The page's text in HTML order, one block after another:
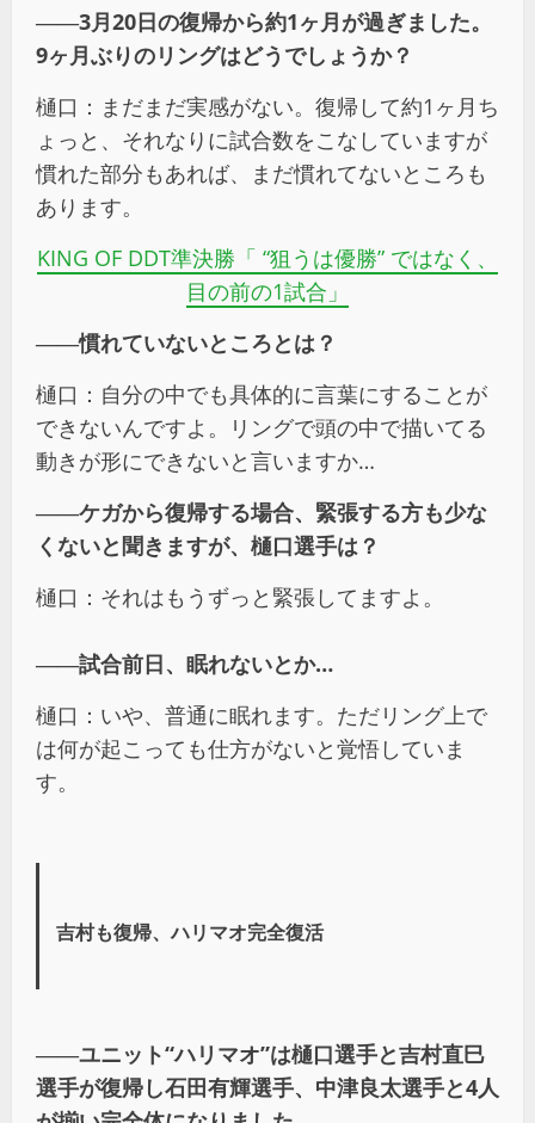
――3月20日の復帰から約1ヶ月が過ぎました。
9ヶ月ぶりのリングはどうでしょうか？
樋口：まだまだ実感がない。復帰して約1ヶ月ち
ょっと、それなりに試合数をこなしていますが
慣れた部分もあれば、まだ慣れてないところも
あります。
KING OF DDT準決勝「 “狙うは優勝” ではなく、
目の前の1試合」
――慣れていないところとは？
樋口：自分の中でも具体的に言葉にすることが
できないんですよ。リングで頭の中で描いてる
動きが形にできないと言いますか…
――ケガから復帰する場合、緊張する方も少な
くないと聞きますが、樋口選手は？
樋口：それはもうずっと緊張してますよ。
――試合前日、眠れないとか…
樋口：いや、普通に眠れます。ただリング上で
は何が起こっても仕方がないと覚悟していま
す。
吉村も復帰、ハリマオ完全復活
――ユニット“ハリマオ”は樋口選手と吉村直巳
選手が復帰し石田有輝選手、中津良太選手と4人